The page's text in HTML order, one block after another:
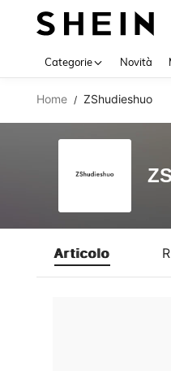
Categorie Novità
Home / ZShudieshuo
Articolo